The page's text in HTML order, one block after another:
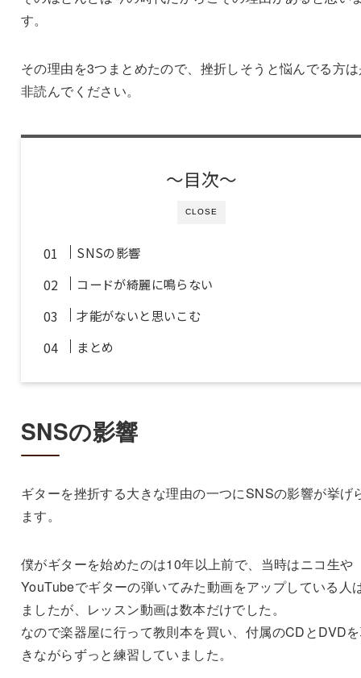
す。
その理由を3つまとめたので、挫折しそうと悩んでる方
非読んでください。
CLOSE
〜目次〜
SNSの影響
コードが綺麗に鳴らない
才能がないと思いこむ
まとめ
SNSの影響
ギターを挫折する大きな理由の一つにSNSの影響が挙げ
ます。
僕がギターを始めたのは10年以上前で、当時はニコ生や
YouTubeでギターの弾いてみた動画をアップしている人
ましたが、レッスン動画は数本だけでした。
なので楽器屋に行って教則本を買い、付属のCDとDVD
きながらずっと練習していました。